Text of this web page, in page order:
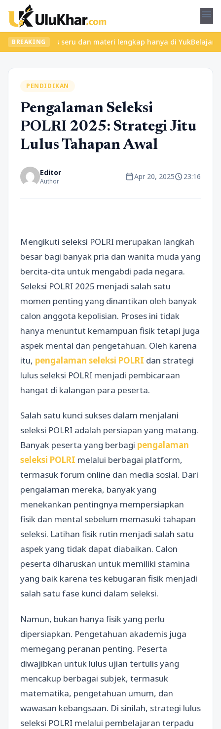
menu
BREAKING
kelas seru dan materi lengkap hanya di YukBelajar.com.
PENDIDIKAN
Pengalaman Seleksi
POLRI 2025: Strategi Jitu
Lulus Tahapan Awal
Editor
Author calendar_todayApr 20, 2025schedule23:16
Mengikuti seleksi POLRI merupakan langkah
besar bagi banyak pria dan wanita muda yang
bercita-cita untuk mengabdi pada negara.
Seleksi POLRI 2025 menjadi salah satu
momen penting yang dinantikan oleh banyak
calon anggota kepolisian. Proses ini tidak
hanya menuntut kemampuan fisik tetapi juga
aspek mental dan pengetahuan. Oleh karena
itu, pengalaman seleksi POLRI dan strategi
lulus seleksi POLRI menjadi pembicaraan
hangat di kalangan para peserta.
Salah satu kunci sukses dalam menjalani
seleksi POLRI adalah persiapan yang matang.
Banyak peserta yang berbagi pengalaman
seleksi POLRI melalui berbagai platform,
termasuk forum online dan media sosial. Dari
pengalaman mereka, banyak yang
menekankan pentingnya mempersiapkan
fisik dan mental sebelum memasuki tahapan
seleksi. Latihan fisik rutin menjadi salah satu
aspek yang tidak dapat diabaikan. Calon
peserta diharuskan untuk memiliki stamina
yang baik karena tes kebugaran fisik menjadi
salah satu fase kunci dalam seleksi.
Namun, bukan hanya fisik yang perlu
dipersiapkan. Pengetahuan akademis juga
memegang peranan penting. Peserta
diwajibkan untuk lulus ujian tertulis yang
mencakup berbagai subjek, termasuk
matematika, pengetahuan umum, dan
wawasan kebangsaan. Di sinilah, strategi lulus
seleksi POLRI melalui pembelajaran terpadu